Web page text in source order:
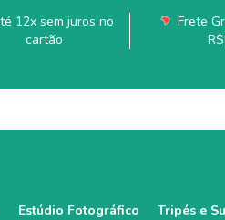
12x sem juros no
cartão
Frete
Estúdio Fotográfico Tripés e